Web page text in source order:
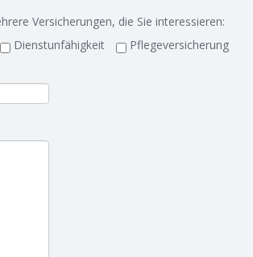
Versicherungen, die Sie interessieren:
Dienstunfähigkeit
Pflegeversicherung